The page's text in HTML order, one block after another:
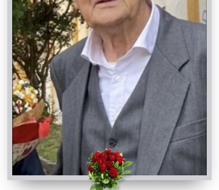
PASSATE:
TRIGESIMA
Dronero, Chiesa Parrocchiale di Dronero - Santi
Andrea e Ponzio
19/11/2022 18:30
Visibile a tutti gli utenti
INVIA CONDOGLIANZE